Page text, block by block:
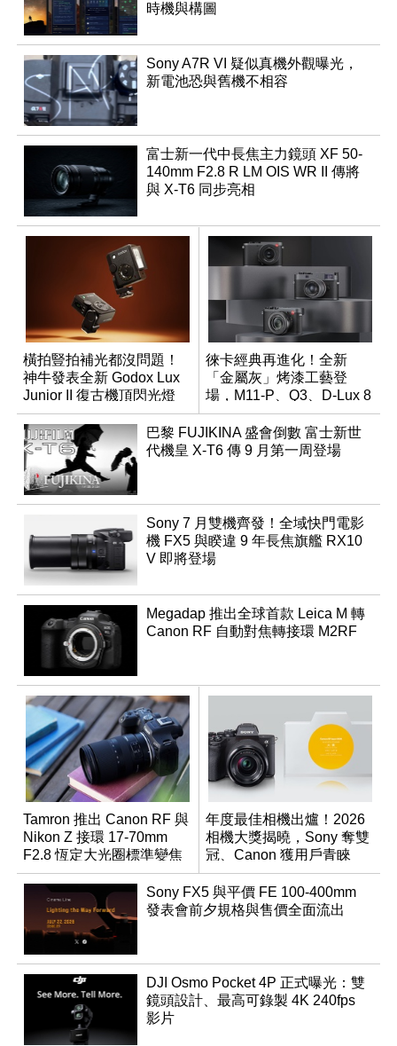
時機與構圖
Sony A7R VI 疑似真機外觀曝光，
新電池恐與舊機不相容
富士新一代中長焦主力鏡頭 XF 50-
140mm F2.8 R LM OIS WR II 傳將
與 X-T6 同步亮相
橫拍豎拍補光都沒問題！
神牛發表全新 Godox Lux
Junior II 復古機頂閃光燈
徠卡經典再進化！全新
「金屬灰」烤漆工藝登
場，M11-P、Q3、D-Lux 8
領銜換裝
巴黎 FUJIKINA 盛會倒數 富士新世
代機皇 X-T6 傳 9 月第一周登場
Sony 7 月雙機齊發！全域快門電影
機 FX5 與睽違 9 年長焦旗艦 RX10
V 即將登場
Megadap 推出全球首款 Leica M 轉
Canon RF 自動對焦轉接環 M2RF
Tamron 推出 Canon RF 與
Nikon Z 接環 17-70mm
F2.8 恆定大光圈標準變焦
鏡
年度最佳相機出爐！2026
相機大獎揭曉，Sony 奪雙
冠、Canon 獲用戶青睞
Sony FX5 與平價 FE 100-400mm
發表會前夕規格與售價全面流出
DJI Osmo Pocket 4P 正式曝光：雙
鏡頭設計、最高可錄製 4K 240fps
影片